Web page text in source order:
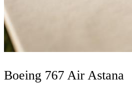
Boeing 767 Air Astana